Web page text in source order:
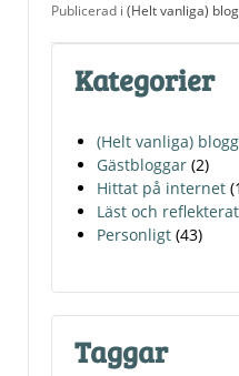
Publicerad i (Helt vanliga)
Kategorier
(Helt vanliga)
Gästbloggar (2)
Hittat på internet
Läst och reflekterat
Personligt (43)
Taggar